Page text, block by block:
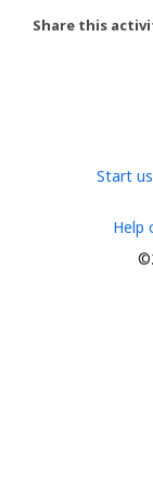
Share this
Start
Help